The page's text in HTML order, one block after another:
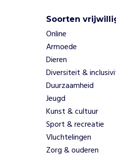
Soorten
Online
Armoede
Dieren
Diversiteit &
Duurzaamheid
Jeugd
Kunst & cultuur
Sport & recreatie
Vluchtelingen
Zorg & ouderen